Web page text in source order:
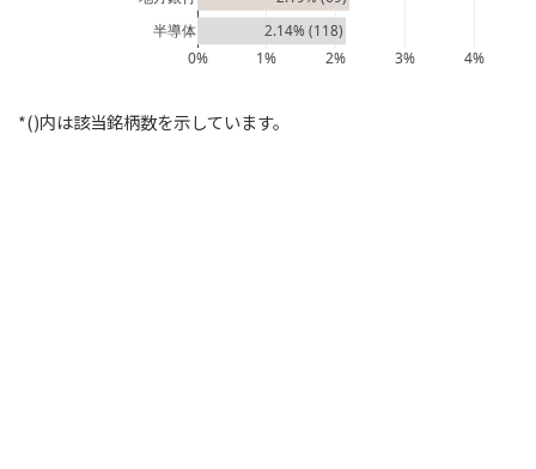
2.14% (118)
0% 1% 2% 3% 4%
半導体
*()内は該当銘柄数を示しています。